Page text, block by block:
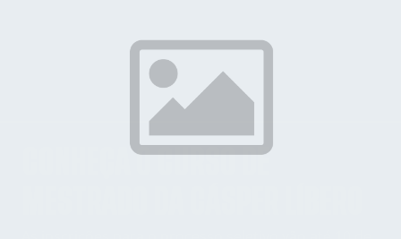
CONHEÇA O CURSO DE